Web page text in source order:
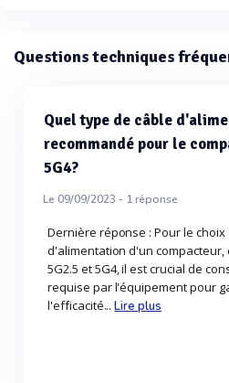
Questions techniques
Quel type de câble
recommandé pour le
5G4?
Le 09/09/2023 - 1réponse
Dernière réponse : Pour le choix
d'alimentation d'un compacteur,
5G2.5 et 5G4, il est crucial de
requise par l'équipement pour
l'efficacité...Lire plus